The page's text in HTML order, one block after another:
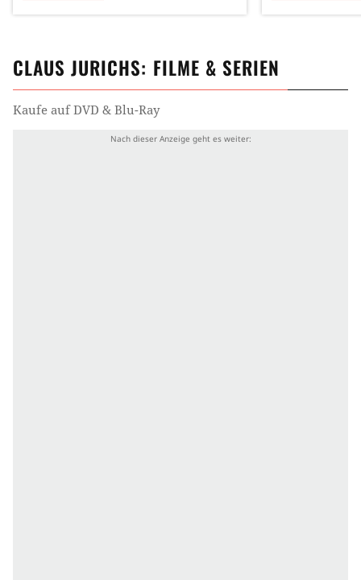
CLAUS JURICHS: FILME & SERIEN
Kaufe auf DVD & Blu-Ray